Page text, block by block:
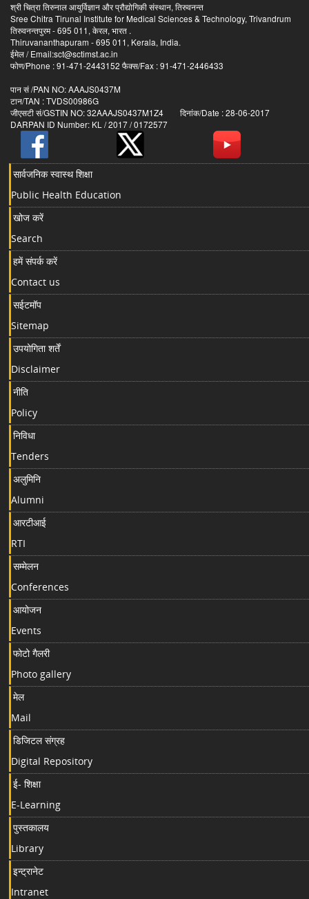
श्री चित्रा तिरुनाल आयुर्विज्ञान और प्रौद्योगिकी संस्थान, तिरुवनन्त
Sree Chitra Tirunal Institute for Medical Sciences & Technology, Trivandrum
तिरुवनन्तपुरम - 695 011, केरल, भारत .
Thiruvananthapuram - 695 011, Kerala, India.
ईमेल / Email:sct@sctimst.ac.in
फोण/Phone : 91-471-2443152 फैक्स/Fax : 91-471-2446433
पान सं /PAN NO: AAAJS0437M
टान/TAN : TVDS00986G
जीएसटी सं/GSTIN NO: 32AAAJS0437M1Z4 दिनांक/Date : 28-06-2017
DARPAN ID Number: KL / 2017 / 0172577
सार्वजनिक स्वास्थ शिक्षा
Public Health Education
खोज करें
Search
हमें संपर्क करें
Contact us
सईटमॉप
Sitemap
उपयोगिता शर्तें
Disclaimer
नीति
Policy
निविधा
Tenders
अलुमिनि
Alumni
आरटीआई
RTI
सम्मेलन
Conferences
आयोजन
Events
फोटो गैलरी
Photo gallery
मेल
Mail
डिजिटल संग्रह
Digital Repository
ई- शिक्षा
E-Learning
पुस्तकालय
Library
इन्ट्रानेट
Intranet